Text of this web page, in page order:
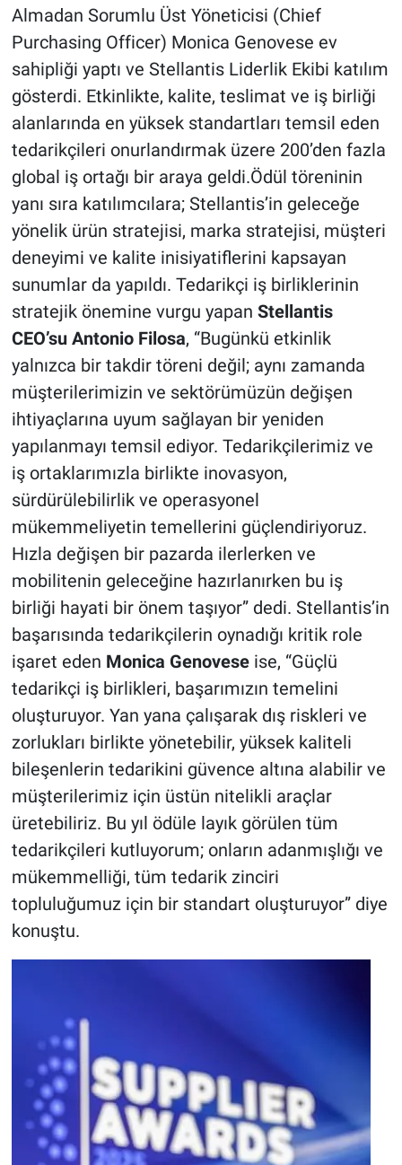
Almadan Sorumlu Üst Yöneticisi (Chief
Purchasing Officer) Monica Genovese ev
sahipliği yaptı ve Stellantis Liderlik Ekibi katılım
gösterdi. Etkinlikte, kalite, teslimat ve iş birliği
alanlarında en yüksek standartları temsil eden
tedarikçileri onurlandırmak üzere 200’den fazla
global iş ortağı bir araya geldi.Ödül töreninin
yanı sıra katılımcılara; Stellantis’in geleceğe
yönelik ürün stratejisi, marka stratejisi, müşteri
deneyimi ve kalite inisiyatiflerini kapsayan
sunumlar da yapıldı. Tedarikçi iş birliklerinin
stratejik önemine vurgu yapan Stellantis
CEO’su Antonio Filosa, “Bugünkü etkinlik
yalnızca bir takdir töreni değil; aynı zamanda
müşterilerimizin ve sektörümüzün değişen
ihtiyaçlarına uyum sağlayan bir yeniden
yapılanmayı temsil ediyor. Tedarikçilerimiz ve
iş ortaklarımızla birlikte inovasyon,
sürdürülebilirlik ve operasyonel
mükemmeliyetin temellerini güçlendiriyoruz.
Hızla değişen bir pazarda ilerlerken ve
mobilitenin geleceğine hazırlanırken bu iş
birliği hayati bir önem taşıyor” dedi. Stellantis’in
başarısında tedarikçilerin oynadığı kritik role
işaret eden Monica Genoveseise, “Güçlü
tedarikçi iş birlikleri, başarımızın temelini
oluşturuyor. Yan yana çalışarak dış riskleri ve
zorlukları birlikte yönetebilir, yüksek kaliteli
bileşenlerin tedarikini güvence altına alabilir ve
müşterilerimiz için üstün nitelikli araçlar
üretebiliriz. Bu yıl ödüle layık görülen tüm
tedarikçileri kutluyorum; onların adanmışlığı ve
mükemmelliği, tüm tedarik zinciri
topluluğumuz için bir standart oluşturuyor” diye
konuştu.